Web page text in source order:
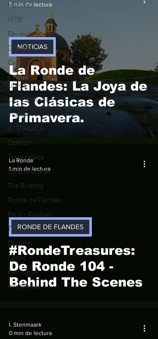
Noticias
MTB
Reviews
Gravel
Carretera
Crónicas / Viajes /
Libros
Cx / Ciclocrós
Indoor
BTTGALICIA
Opinión
Transgalaica
TG Entrevistas
The Briefing
Ronde de Flandes
París - Roubaix
Tri
Duatlón
Cómic
Patologías
Infografías
La Ronde de
Flandes: La Joya de
las Clásicas de
Primavera.
NOTICIAS
5 min de lectura
#RondeTreasures:
De Ronde 104 -
Behind The Scenes
RONDE DE FLANDES
La Ronde
1 min de lectura
I. Stenmaark
0 min de lectura